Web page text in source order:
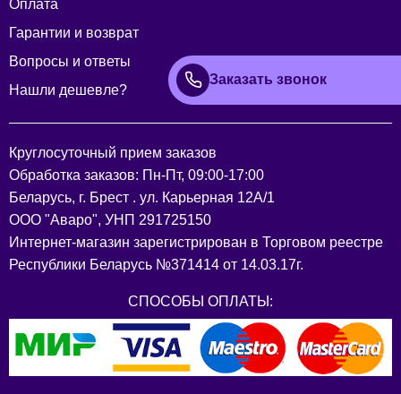
Оплата
Гарантии и возврат
Вопросы и ответы
Нашли дешевле?
Заказать звонок
Круглосуточный прием заказов
Обработка заказов: Пн-Пт, 09:00-17:00
Беларусь, г. Брест . ул. Карьерная 12А/1
ООО "Аваро", УНП 291725150
Интернет-магазин зарегистрирован в Торговом реестре
Республики Беларусь №371414 от 14.03.17г.
СПОСОБЫ ОПЛАТЫ: